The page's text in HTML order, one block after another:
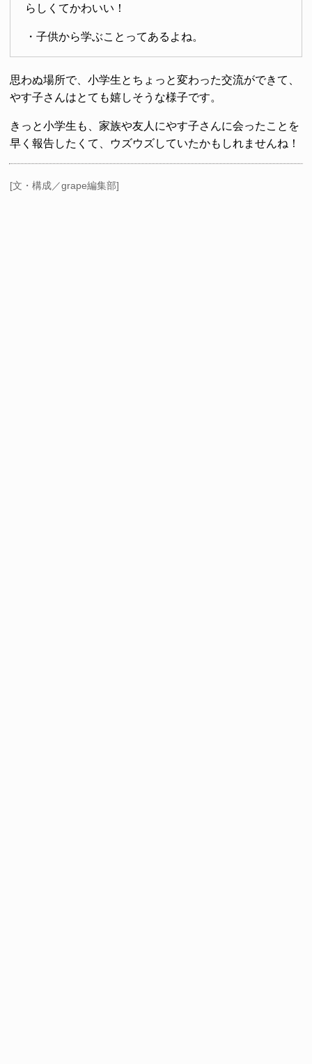
らしくてかわいい！
・子供から学ぶことってあるよね。
思わぬ場所で、小学生とちょっと変わった交流ができて、
やす子さんはとても嬉しそうな様子です。
きっと小学生も、家族や友人にやす子さんに会ったことを
早く報告したくて、ウズウズしていたかもしれませんね！
[文・構成／grape編集部]